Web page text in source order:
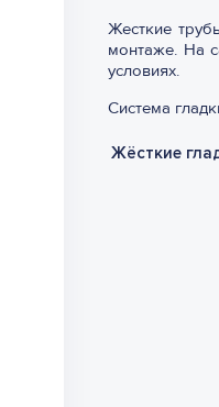
Жесткие
монтаже. На
условиях.
Система
Жёсткие